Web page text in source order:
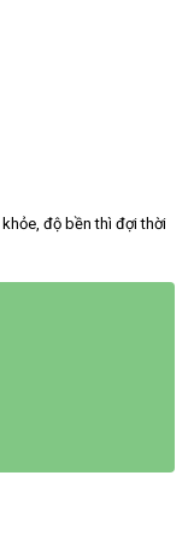
độ bền thì đợi thời